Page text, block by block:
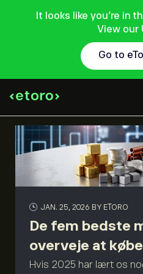
It looks like you're in
View our
Go to
JAN. 25, 2026 BY ETORO
De fem bedste
overveje at
Hvis 2025 har lært os